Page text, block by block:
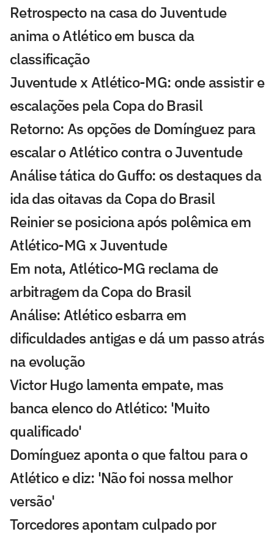
Retrospecto na casa do Juventude
anima o Atlético em busca da
classificação
Juventude x Atlético-MG: onde assistir e
escalações pela Copa do Brasil
Retorno: As opções de Domínguez para
escalar o Atlético contra o Juventude
Análise tática do Guffo: os destaques da
ida das oitavas da Copa do Brasil
Reinier se posiciona após polêmica em
Atlético-MG x Juventude
Em nota, Atlético-MG reclama de
arbitragem da Copa do Brasil
Análise: Atlético esbarra em
dificuldades antigas e dá um passo atrás
na evolução
Victor Hugo lamenta empate, mas
banca elenco do Atlético: 'Muito
qualificado'
Domínguez aponta o que faltou para o
Atlético e diz: 'Não foi nossa melhor
versão'
Torcedores apontam culpado por